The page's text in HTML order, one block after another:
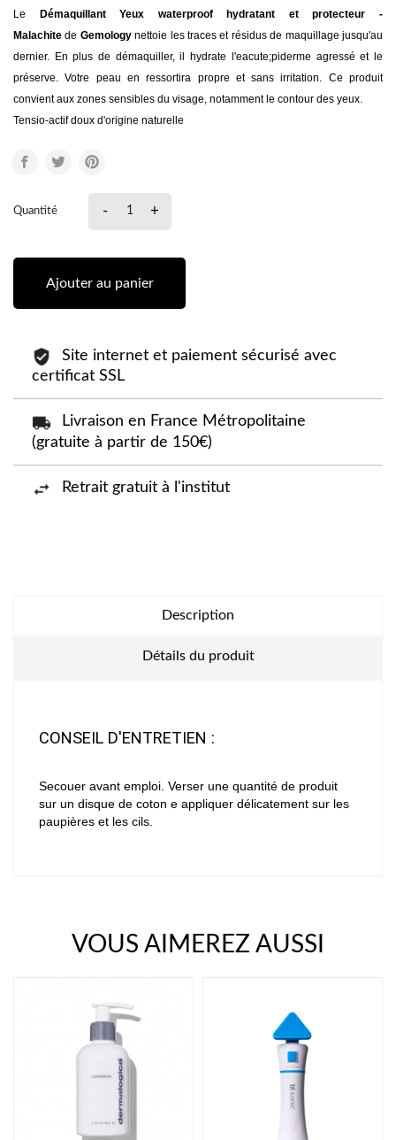
Le
Démaquillant Yeux waterproof hydratant et protecteur -
Malachite de Gemologynettoie les traces et résidus de maquillage jusqu'au
dernier. En plus de démaquiller, il hydrate l'eacute;piderme agressé et le
préserve. Votre peau en ressortira propre et sans irritation. Ce produit
convient aux zones sensibles du visage, notamment le contour des yeux.
Tensio-actif doux d'origine naturelle
Quantité - +
Ajouter au panier
Site internet et paiement sécurisé avec
certificat SSL
Livraison en France Métropolitaine
(gratuite à partir de 150€)
Retrait gratuit à l'institut
Description
Détails du produit
CONSEIL D'ENTRETIEN :
Secouer avant emploi. Verser une quantité de produit
sur un disque de coton e appliquer délicatement sur les
paupières et les cils.
VOUS AIMEREZ AUSSI